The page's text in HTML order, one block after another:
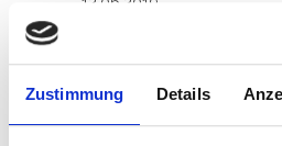
Zustimmung Details
Im Juni 2019 haben